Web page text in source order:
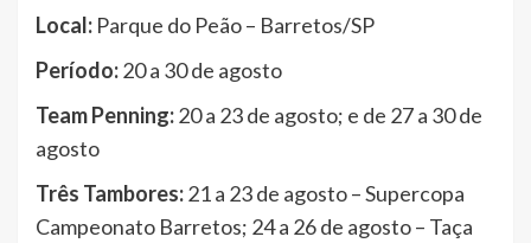
Local: Parque do Peão – Barretos/SP
Período:20 a 30 de agosto
Team Penning:20 a 23 de agosto; e de 27 a 30 de
agosto
Três Tambores:21 a 23 de agosto – Supercopa
Campeonato Barretos; 24 a 26 de agosto – Taça